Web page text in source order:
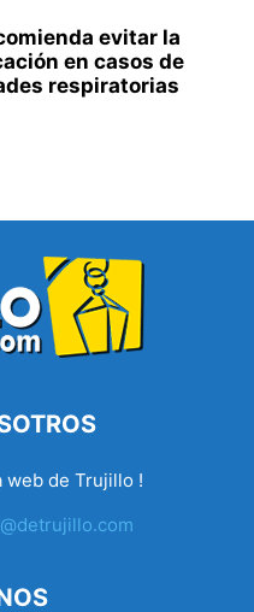
evitar la
en casos de
respiratorias
web de Trujillo !